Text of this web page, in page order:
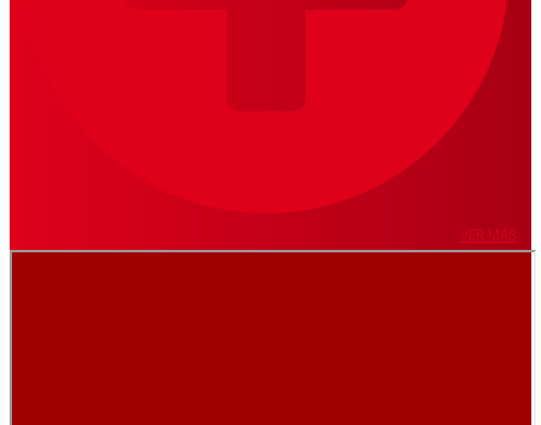
VER MÁS